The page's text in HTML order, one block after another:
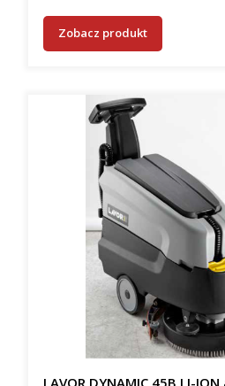
Zobacz produkt
LAVOR DYNAMIC 45B LI-